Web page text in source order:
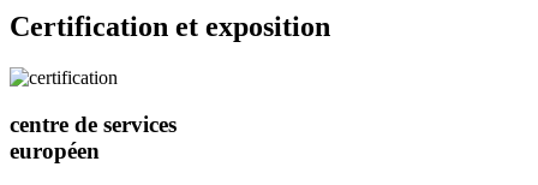
Certification et exposition
centre de services
européen